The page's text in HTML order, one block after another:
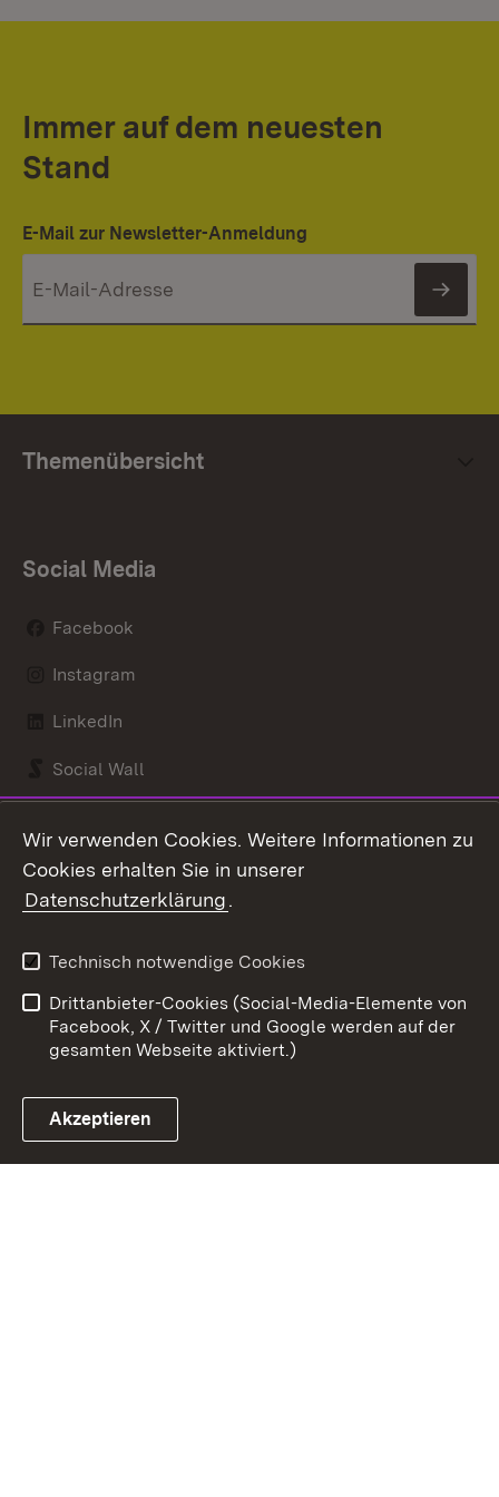
Immer auf dem neuesten
Stand
E-Mail zur Newsletter-Anmeldung
Themenübersicht
Social Media
Facebook
Instagram
LinkedIn
Social Wall
Link zum Landesportal
Kontakt
Barrierefreiheit
Impressum
Cookies
Wir verwenden Cookies. Weitere Informationen zu
Cookies erhalten Sie in unserer
Datenschutzerklärung.
Technisch notwendige Cookies
Drittanbieter-Cookies (Social-Media-Elemente von
Facebook, X / Twitter und Google werden auf der
gesamten Webseite aktiviert.)
Akzeptieren